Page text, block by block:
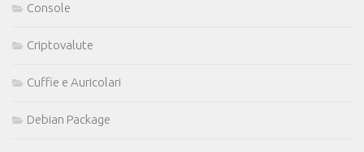
Console
Criptovalute
Cuffie e Auricolari
Debian Package